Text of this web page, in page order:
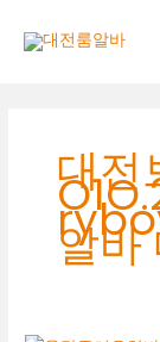
대전
알바